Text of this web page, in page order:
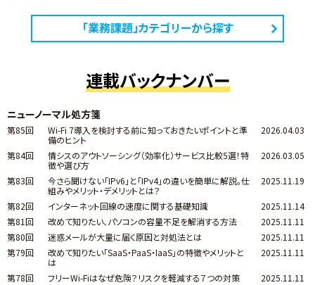
「業務課題」カテゴリーから探す
連載バックナンバー
ニューノーマル処方箋
第85回
Wi-Fi 7導入を検討する前に知っておきたいポイントと準
備のヒント
2026.04.03
第84回
情シスのアウトソーシング（効率化）サービス比較5選！特
徴や選び方
2026.03.05
第83回
今さら聞けない「IPv6」と「IPv4」の違いを簡単に解説。仕
組みやメリット・デメリットとは？
2025.11.19
第82回 インターネット回線の速度に関する基礎知識
2025.11.14
第81回
改めて知りたい、パソコンの容量不足を解消する方法
2025.11.11
第80回
迷惑メールが大量に届く原因と対処法とは
2025.11.11
第79回
改めて知りたい「SaaS・PaaS・IaaS」の特徴やメリットと
は
2025.11.11
第78回 フリーWi-Fiはなぜ危険？リスクを軽減する７つの対策
2025.11.11